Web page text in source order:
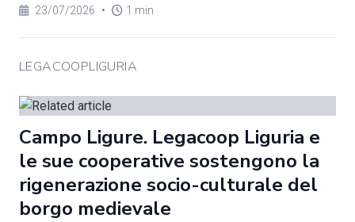
23/07/2026 • 1 min
LEGACOOPLIGURIA
Campo Ligure. Legacoop Liguria e
le sue cooperative sostengono la
rigenerazione socio-culturale del
borgo medievale